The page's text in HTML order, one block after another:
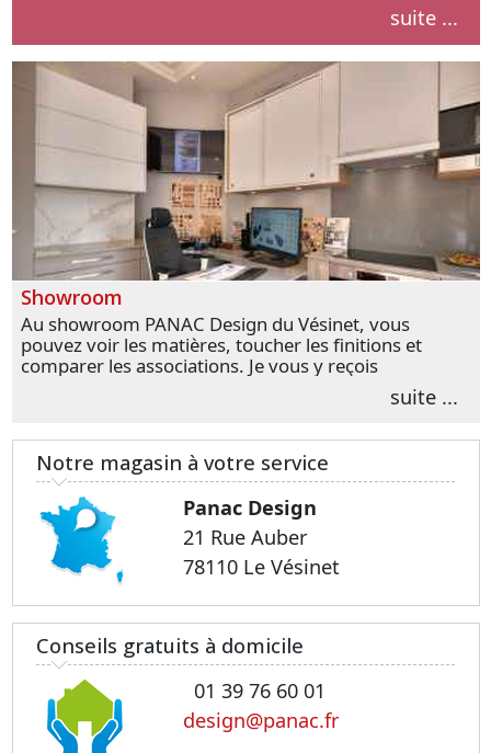
suite ...
Showroom
Au showroom PANAC Design du Vésinet, vous
pouvez voir les matières, toucher les finitions et
comparer les associations. Je vous y reçois
personnellement pour parler de votre projet et
transformer vos premières idées en choix plussuite ...
Notre magasin à votre service
Panac Design
21 Rue Auber
78110 Le Vésinet
Conseils gratuits à domicile
01 39 76 60 01
design@panac.fr